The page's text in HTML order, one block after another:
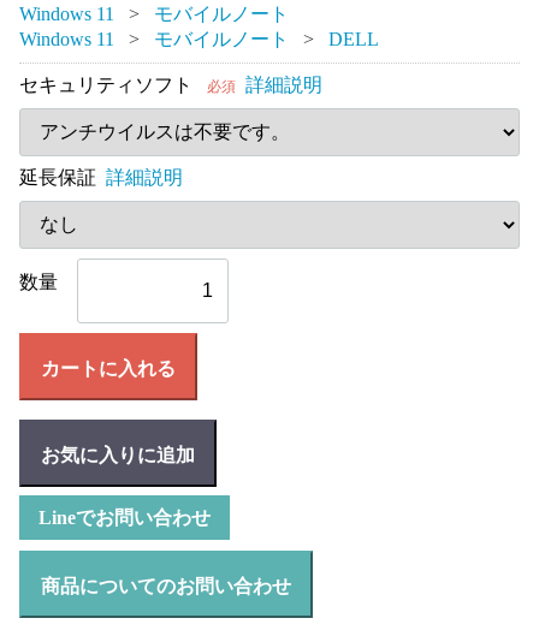
Windows 11
モバイルノート
Windows 11
モバイルノート DELL
セキュリティソフト 必須 詳細説明
延長保証 詳細説明
数量
カートに入れる
お気に入りに追加
Lineでお問い合わせ
商品についてのお問い合わせ